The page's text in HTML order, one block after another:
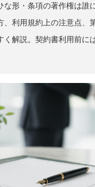
形・条項の著作権は誰
、利用規約上の注意点、
く解説。契約書利用前に